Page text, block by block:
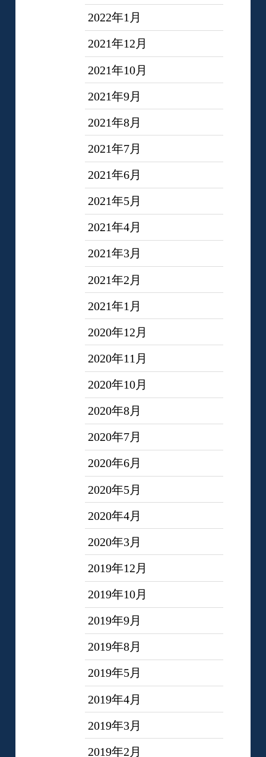
2022年1月
2021年12月
2021年10月
2021年9月
2021年8月
2021年7月
2021年6月
2021年5月
2021年4月
2021年3月
2021年2月
2021年1月
2020年12月
2020年11月
2020年10月
2020年8月
2020年7月
2020年6月
2020年5月
2020年4月
2020年3月
2019年12月
2019年10月
2019年9月
2019年8月
2019年5月
2019年4月
2019年3月
2019年2月